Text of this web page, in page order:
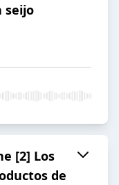
seijo
[2] Los
de